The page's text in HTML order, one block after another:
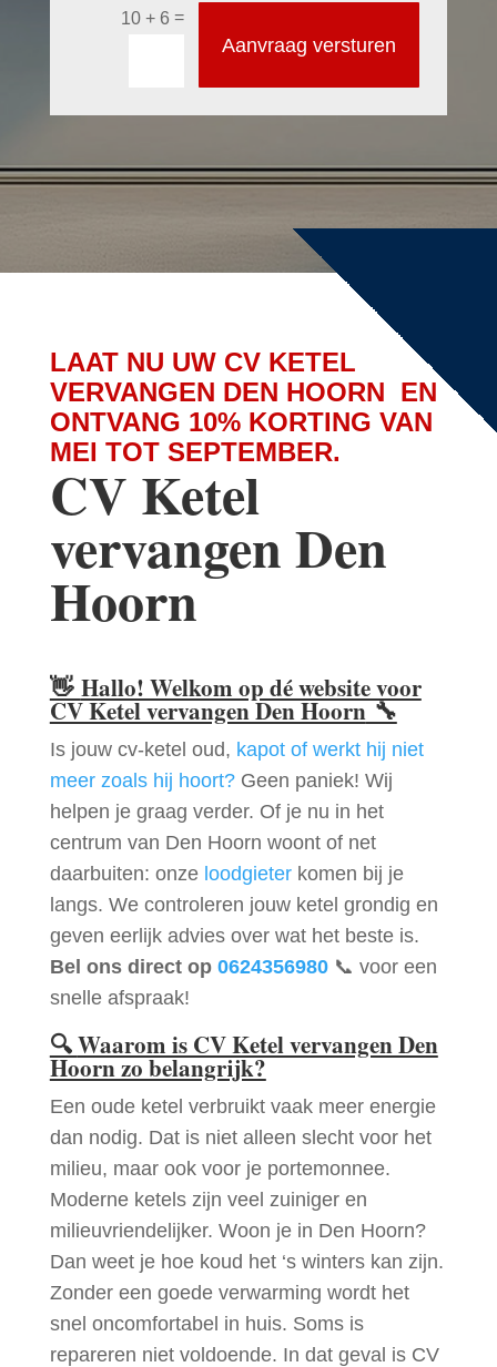
10 + 6 =
Aanvraag versturen
LAAT NU UW CV KETEL
VERVANGEN DEN HOORN EN
ONTVANG 10% KORTING VAN
MEI TOT SEPTEMBER.
CV Ketel
vervangen Den
Hoorn
👋 Hallo! Welkom op dé website voor
CV Ketel vervangen Den Hoorn🔧
Is jouw cv-ketel oud, kapot of werkt hij niet
meer zoals hij hoort?Geen paniek! Wij
helpen je graag verder. Of je nu in het
centrum van Den Hoorn woont of net
daarbuiten: onze loodgieterkomen bij je
langs. We controleren jouw ketel grondig en
geven eerlijk advies over wat het beste is.
Bel ons direct op 0624356980📞 voor een
snelle afspraak!
🔍Waarom is CV Ketel vervangen Den
Hoorn zo belangrijk?
Een oude ketel verbruikt vaak meer energie
dan nodig. Dat is niet alleen slecht voor het
milieu, maar ook voor je portemonnee.
Moderne ketels zijn veel zuiniger en
milieuvriendelijker. Woon je in Den Hoorn?
Dan weet je hoe koud het ‘s winters kan zijn.
Zonder een goede verwarming wordt het
snel oncomfortabel in huis. Soms is
repareren niet voldoende. In dat geval is CV